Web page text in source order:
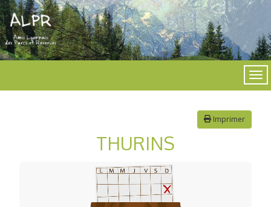
Imprimer
THURINS